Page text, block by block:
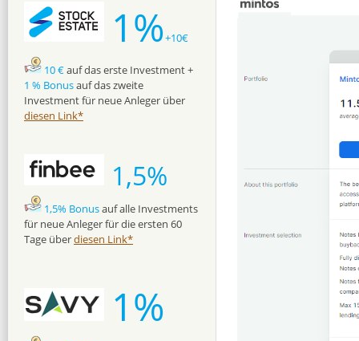
1%+10€
10 €auf das erste Investment +
1 % Bonusauf das zweite
Investment für neue Anleger über
diesen Link*
1,5%
1,5% Bonusauf alle Investments
für neue Anleger für die ersten 60
Tage überdiesen Link*
1%